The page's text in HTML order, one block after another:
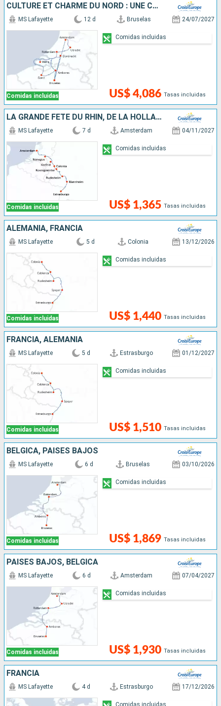
CULTURE ET CHARME DU NORD : UNE CROISIÈRE ENTRE LES PAYS-BAS ET LA BELGIQUE
Comidas incluidas
MS Lafayette 12 d Bruselas 24/07/2027
US$ 4,086 Tasas incluidas
Comidas incluidas
LA GRANDE FÊTE DU RHIN, DE LA HOLLANDE À LA VALLÉE DU RHIN ROMANTIQUE - CROISIÈRE CULTURELLE, GOURMANDE ET FESTIVE
Comidas incluidas
MS Lafayette 7 d Amsterdam 04/11/2027
US$ 1,365 Tasas incluidas
Comidas incluidas
ALEMANIA, FRANCIA
Comidas incluidas
MS Lafayette 5 d Colonia 13/12/2026
US$ 1,440 Tasas incluidas
Comidas incluidas
FRANCIA, ALEMANIA
Comidas incluidas
MS Lafayette 5 d Estrasburgo 01/12/2027
US$ 1,510 Tasas incluidas
Comidas incluidas
BÉLGICA, PAISES BAJOS
Comidas incluidas
MS Lafayette 6 d Bruselas 03/10/2026
US$ 1,869 Tasas incluidas
Comidas incluidas
PAISES BAJOS, BÉLGICA
Comidas incluidas
MS Lafayette 6 d Amsterdam 07/04/2027
US$ 1,930 Tasas incluidas
Comidas incluidas
FRANCIA
MS Lafayette 4 d Estrasburgo 17/12/2026
Comidas incluidas